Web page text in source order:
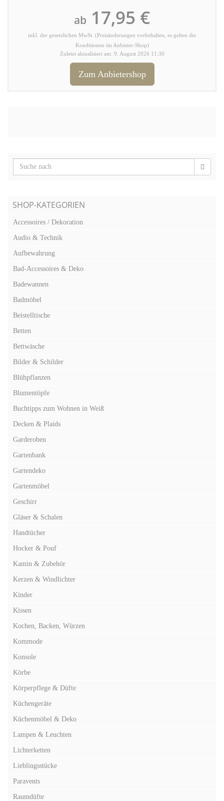
ab 17,95 €
inkl. der gesetzlichen MwSt. (Preisänderungen vorbehalten, es gelten die
Konditionen im Anbieter-Shop)
Zuletzt aktualisiert am: 9. August 2026 11:30
Zum Anbietershop
SHOP-KATEGORIEN
Accessoires / Dekoration
Audio & Technik
Aufbewahrung
Bad-Accessoires & Deko
Badewannen
Badmöbel
Beistelltische
Betten
Bettwäsche
Bilder & Schilder
Blühpflanzen
Blumentöpfe
Buchtipps zum Wohnen in Weiß
Decken & Plaids
Garderoben
Gartenbank
Gartendeko
Gartenmöbel
Geschirr
Gläser & Schalen
Handtücher
Hocker & Pouf
Kamin & Zubehör
Kerzen & Windlichter
Kinder
Kissen
Kochen, Backen, Würzen
Kommode
Konsole
Körbe
Körperpflege & Düfte
Küchengeräte
Küchenmöbel & Deko
Lampen & Leuchten
Lichterketten
Lieblingsstücke
Paravents
Raumdüfte